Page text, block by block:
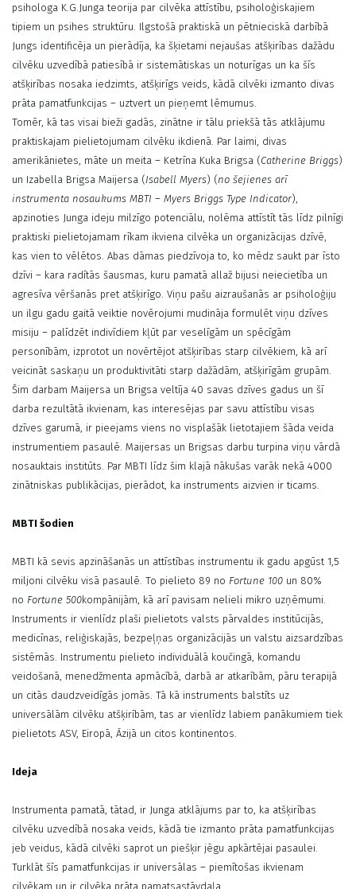
psihologa K.G.Junga teorija par cilvēka attīstību, psiholoģiskajiem
tipiem un psihes struktūru. Ilgstošā praktiskā un pētnieciskā darbībā
Jungs identificēja un pierādīja, ka šķietami nejaušas atšķirības dažādu
cilvēku uzvedībā patiesībā ir sistemātiskas un noturīgas un ka šīs
atšķirības nosaka iedzimts, atšķirīgs veids, kādā cilvēki izmanto divas
prāta pamatfunkcijas – uztvert un pieņemt lēmumus.
Tomēr, kā tas visai bieži gadās, zinātne ir tālu priekšā tās atklājumu
praktiskajam pielietojumam cilvēku ikdienā. Par laimi, divas
amerikānietes, māte un meita – Ketrīna Kuka Brigsa (Catherine Briggs)
un Izabella Brigsa Maijersa (Isabell Myers) (no šejienes arī
instrumenta nosaukums MBTI – Myers Briggs Type Indicator),
apzinoties Junga ideju milzīgo potenciālu, nolēma attīstīt tās līdz pilnīgi
praktiski pielietojamam rīkam ikviena cilvēka un organizācijas dzīvē,
kas vien to vēlētos. Abas dāmas piedzīvoja to, ko mēdz saukt par īsto
dzīvi – kara radītās šausmas, kuru pamatā allaž bijusi neiecietība un
agresīva vēršanās pret atšķirīgo. Viņu pašu aizraušanās ar psiholoģiju
un ilgu gadu gaitā veiktie novērojumi mudināja formulēt viņu dzīves
misiju – palīdzēt indivīdiem kļūt par veselīgām un spēcīgām
personībām, izprotot un novērtējot atšķirības starp cilvēkiem, kā arī
veicināt saskaņu un produktivitāti starp dažādām, atšķirīgām grupām.
Šim darbam Maijersa un Brigsa veltīja 40 savas dzīves gadus un šī
darba rezultātā ikvienam, kas interesējas par savu attīstību visas
dzīves garumā, ir pieejams viens no visplašāk lietotajiem šāda veida
instrumentiem pasaulē. Maijersas un Brigsas darbu turpina viņu vārdā
nosauktais institūts. Par MBTI līdz šim klajā nākušas varāk nekā 4000
zinātniskas publikācijas, pierādot, ka instruments aizvien ir ticams.
MBTI šodien
MBTI kā sevis apzināšanās un attīstības instrumentu ik gadu apgūst 1,5
miljoni cilvēku visā pasaulē. To pielieto 89 no Fortune 100 un 80%
no Fortune 500kompānijām, kā arī pavisam nelieli mikro uzņēmumi.
Instruments ir vienlīdz plaši pielietots valsts pārvaldes institūcijās,
medicīnas, reliģiskajās, bezpeļņas organizācijās un valstu aizsardzības
sistēmās. Instrumentu pielieto individuālā koučingā, komandu
veidošanā, menedžmenta apmācībā, darbā ar atkarībām, pāru terapijā
un citās daudzveidīgās jomās. Tā kā instruments balstīts uz
universālām cilvēku atšķirībām, tas ar vienlīdz labiem panākumiem tiek
pielietots ASV, Eiropā, Āzijā un citos kontinentos.
Ideja
Instrumenta pamatā, tātad, ir Junga atklājums par to, ka atšķirības
cilvēku uzvedībā nosaka veids, kādā tie izmanto prāta pamatfunkcijas
jeb veidus, kādā cilvēki saprot un piešķir jēgu apkārtējai pasaulei.
Turklāt šīs pamatfunkcijas ir universālas – piemītošas ikvienam
cilvēkam un ir cilvēka prāta pamatsastāvdaļa.